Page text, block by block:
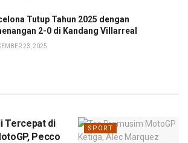
Tutup Tahun 2025 dengan
2-0 di Kandang Villarreal
23, 2025
SPORT
Tercepat di
Pecco